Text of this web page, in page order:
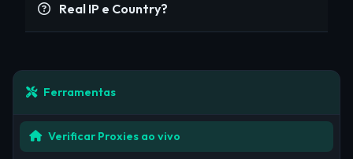
Real IP e Country?
Ferramentas
Verificar Proxies ao vivo